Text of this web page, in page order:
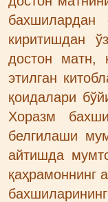
бахшилардан
киритишдан
достон матн,
этилган
қоидалари
Хоразм
белгилаши
айтишда
қаҳрамоннинг